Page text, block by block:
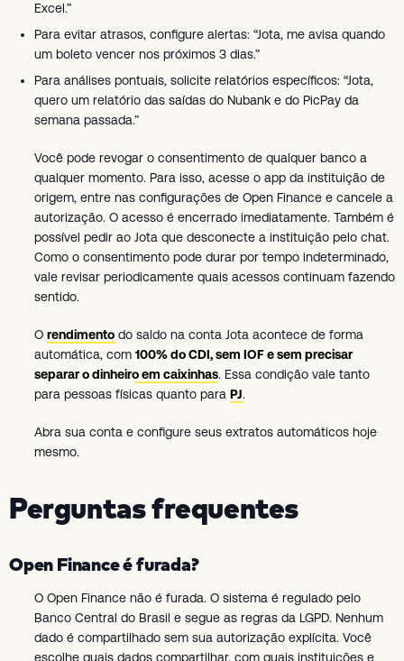
Excel.”
Para evitar atrasos, configure alertas: “Jota, me avisa quando
um boleto vencer nos próximos 3 dias.”
Para análises pontuais, solicite relatórios específicos: “Jota,
quero um relatório das saídas do Nubank e do PicPay da
semana passada.”
Você pode revogar o consentimento de qualquer banco a
qualquer momento. Para isso, acesse o app da instituição de
origem, entre nas configurações de Open Finance e cancele a
autorização. O acesso é encerrado imediatamente. Também é
possível pedir ao Jota que desconecte a instituição pelo chat.
Como o consentimento pode durar por tempo indeterminado,
vale revisar periodicamente quais acessos continuam fazendo
sentido.
O rendimento do saldo na conta Jota acontece de forma
automática, com 100% do CDI, sem IOF e sem precisar
separar o dinheiro em caixinhas. Essa condição vale tanto
para pessoas físicas quanto para PJ.
Abra sua conta e configure seus extratos automáticos hoje
mesmo.
Perguntas frequentes
Open Finance é furada?
O Open Finance não é furada. O sistema é regulado pelo
Banco Central do Brasil e segue as regras da LGPD. Nenhum
dado é compartilhado sem sua autorização explícita. Você
escolhe quais dados compartilhar, com quais instituições e